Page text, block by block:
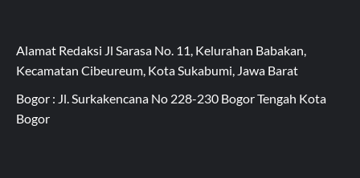
Alamat Redaksi Jl Sarasa No. 11, Kelurahan Babakan,
Kecamatan Cibeureum, Kota Sukabumi, Jawa Barat
Bogor : Jl. Surkakencana No 228-230 Bogor Tengah Kota
Bogor